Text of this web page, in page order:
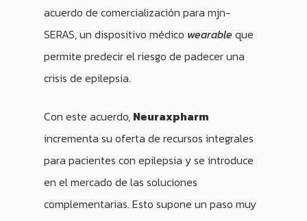
acuerdo de comercialización para mjn-
SERAS, un dispositivo médico wearable que
permite predecir el riesgo de padecer una
crisis de epilepsia.
Con este acuerdo, Neuraxpharm
incrementa su oferta de recursos integrales
para pacientes con epilepsia y se introduce
en el mercado de las soluciones
complementarias. Esto supone un paso muy